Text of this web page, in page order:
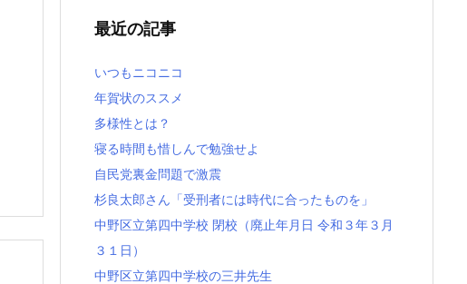
最近の記事
いつもニコニコ
年賀状のススメ
多様性とは？
寝る時間も惜しんで勉強せよ
自民党裏金問題で激震
杉良太郎さん「受刑者には時代に合ったものを」
中野区立第四中学校 閉校（廃止年月日 令和３年３月
３１日）
中野区立第四中学校の三井先生